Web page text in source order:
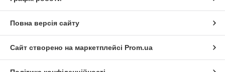
Повна версія сайту
Сайт створено на маркетплейсі Prom.ua